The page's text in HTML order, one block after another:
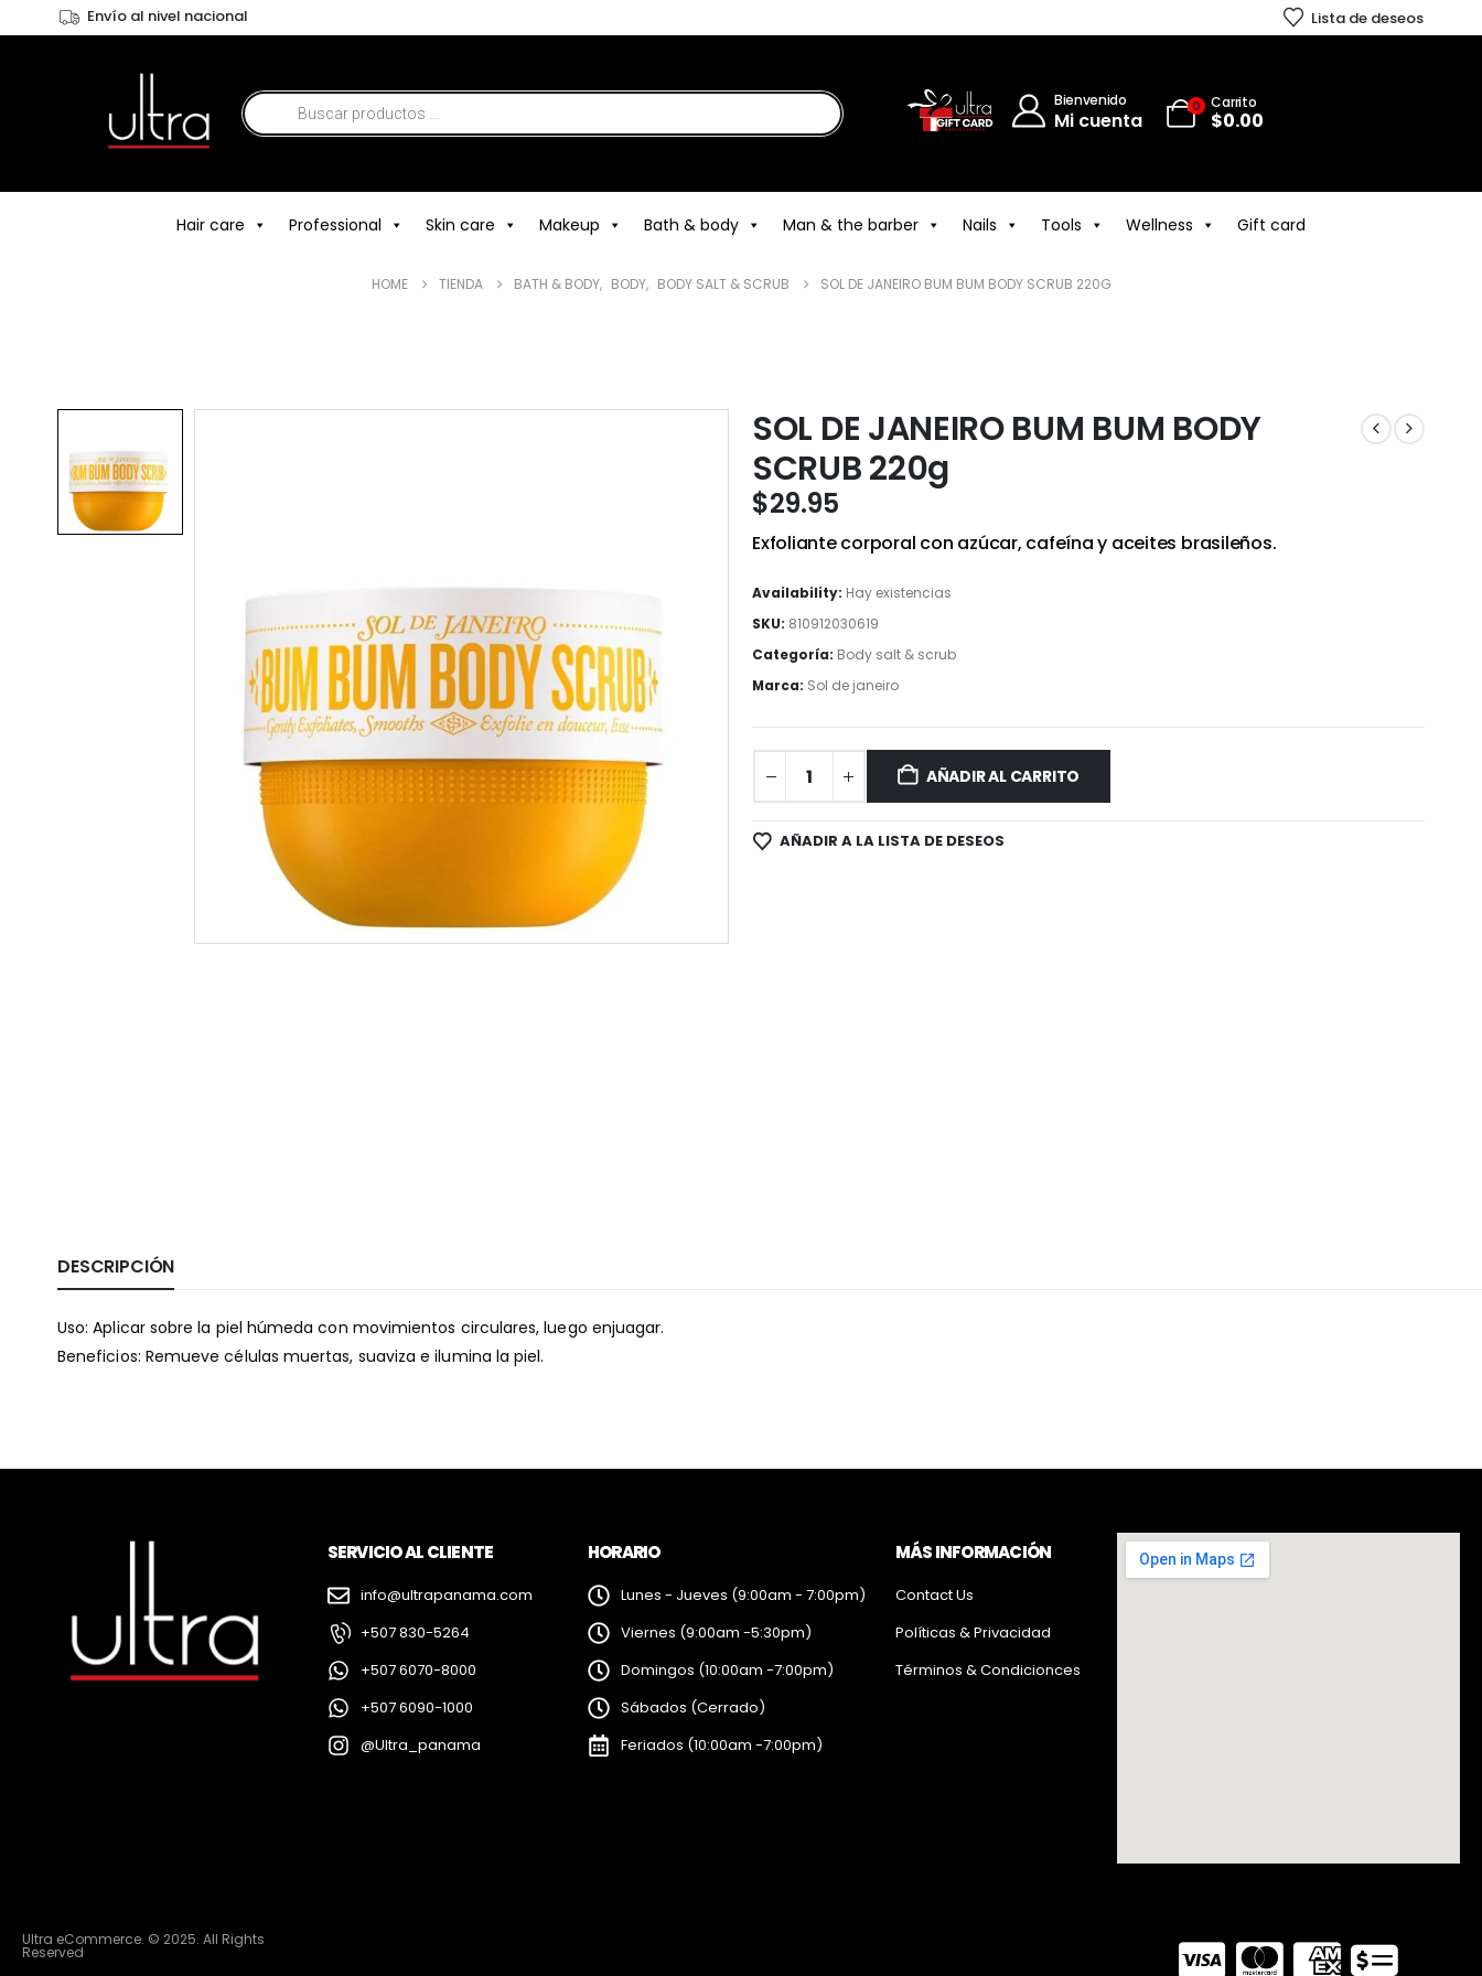
Envío al nivel nacional Lista de deseos
Bienvenido
Mi cuenta
0 Carrito
$0.00
Hair care Professional Skin care Makeup Bath & body Man & the barber Nails Tools Wellness Gift card
HOME TIENDA BATH & BODY, BODY, BODY SALT & SCRUB SOL DE JANEIRO BUM BUM BODY SCRUB 220G
SOL DE JANEIRO BUM BUM BODY
SCRUB 220g
$29.95
Exfoliante corporal con azúcar, cafeína y aceites brasileños.
Availability: Hay existencias
SKU: 810912030619
Categoría: Body salt & scrub
Marca: Sol de janeiro
AÑADIR AL CARRITO
AÑADIR A LA LISTA DE DESEOS
DESCRIPCIÓN
Uso: Aplicar sobre la piel húmeda con movimientos circulares, luego enjuagar.
Beneficios: Remueve células muertas, suaviza e ilumina la piel.
Ultra eCommerce. © 2025. All Rights
Reserved
SERVICIO AL CLIENTE
info@ultrapanama.com
+507 830-5264
+507 6070-8000
+507 6090-1000
@Ultra_panama
HORARIO
Lunes - Jueves (9:00am - 7:00pm)
Viernes (9:00am -5:30pm)
Domingos (10:00am -7:00pm)
Sábados (Cerrado)
Feriados (10:00am -7:00pm)
MÁS INFORMACIÓN
Contact Us
Políticas & Privacidad
Términos & Condicionces